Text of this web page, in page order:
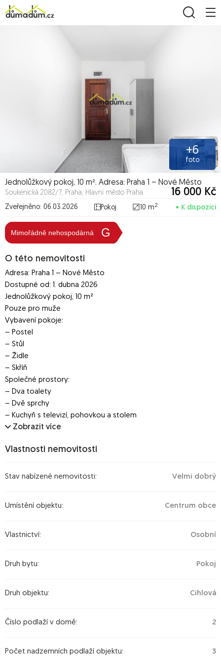
+6
foto
Jednolůžkový pokoj, 10 m². Adresa: Praha 1 – Nové Město
Soukenická 2082/7, Praha, Hlavní město Praha 16 000 Kč
Zveřejněno: 06.03.2026 Pokoj 10 m2 • K dispozici
Mimořádně nehospodárná G
O této nemovitosti
Adresa: Praha 1 – Nové Město
Dostupné od: 1. dubna 2026
Jednolůžkový pokoj, 10 m²
Pouze pro muže
Vybavení pokoje:
– Postel
– Stůl
– Židle
– Skříň
Společné prostory:
– Dva toalety
– Dvě sprchy
– Kuchyň s televizí, pohovkou a stolem
– Pračka
V ceně nájmu je zahrnuto:
– Úklid společných prostor 2× měsíčně
Kauce: 16 000 Kč
Zobrazit více
Vlastnosti nemovitosti
Stav nabízené nemovitosti: Velmi dobrý
Umístění objektu: Centrum obce
Vlastnictví: Osobní
Druh bytu: Pokoj
Druh objektu: Cihlová
Číslo podlaží v domě: 2
Počet nadzemních podlaží objektu: 3